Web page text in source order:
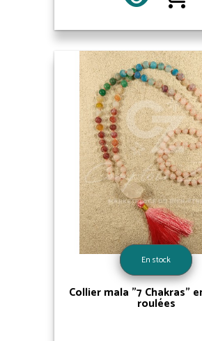
En stock
Collier mala "7 Chakras"
roulées